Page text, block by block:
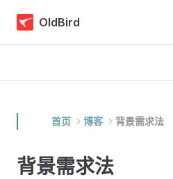
Skip to content
OldBird
首页 博客 背景需求法
背景需求法